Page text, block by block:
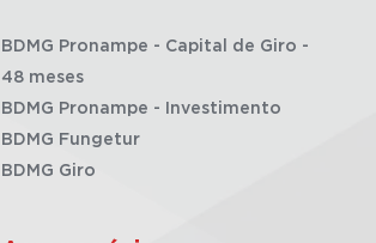
BDMG Pronampe - Capital de Giro -
48 meses
BDMG Pronampe - Investimento
BDMG Fungetur
BDMG Giro